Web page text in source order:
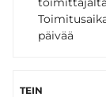
päivää
TEIN